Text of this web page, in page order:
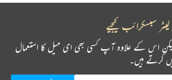
لیٹر سبسکرائب کیجیے
اس کے علاوہ آپ کسی بھی ای میل کا استعمال
کرتے ہیں۔